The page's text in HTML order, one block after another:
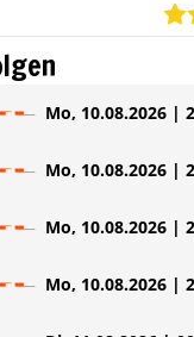
Mo, 10.08.2026 |
Mo, 10.08.2026 |
Mo, 10.08.2026 |
Mo, 10.08.2026 |